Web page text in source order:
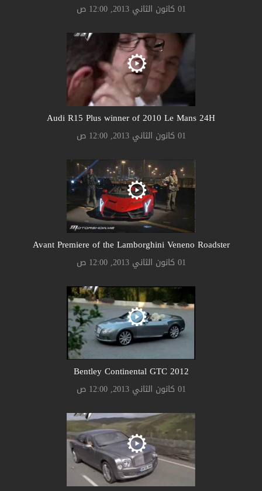
01 كانون الثاني 2013, 12:00 ص
Audi R15 Plus winner of 2010 Le Mans 24H
01 كانون الثاني 2013, 12:00 ص
Avant Premiere of the Lamborghini Veneno Roadster
01 كانون الثاني 2013, 12:00 ص
Bentley Continental GTC 2012
01 كانون الثاني 2013, 12:00 ص